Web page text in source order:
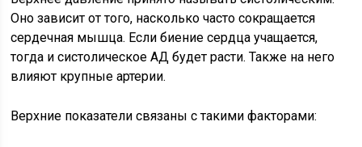
Оно зависит от того, насколько часто сокращается
сердечная мышца. Если биение сердца учащается,
тогда и систолическое АД будет расти. Также на него
влияют крупные артерии.
Верхние показатели связаны с такими факторами: